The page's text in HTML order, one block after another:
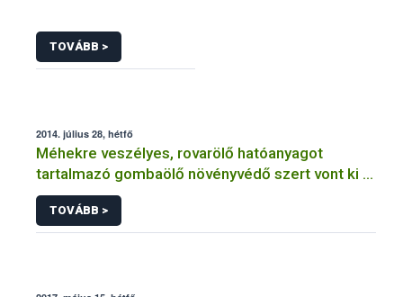
TOVÁBB >
2014. július 28, hétfő
Méhekre veszélyes, rovarölő hatóanyagot
tartalmazó gombaölő növényvédő szert vont ki a
forgalomból a NÉBIH
TOVÁBB >